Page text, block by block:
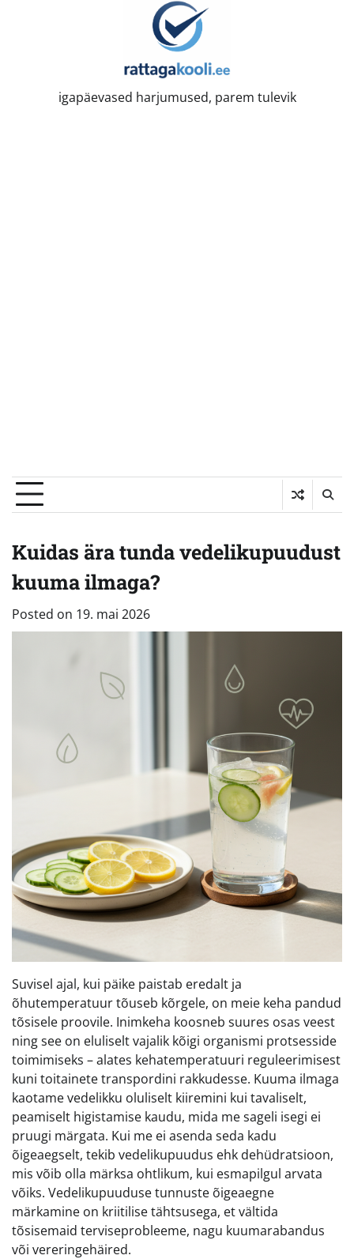
igapäevased harjumused, parem tulevik
Kuidas ära tunda vedelikupuudust
kuuma ilmaga?
Posted on 19. mai 2026
Suvisel ajal, kui päike paistab eredalt ja
õhutemperatuur tõuseb kõrgele, on meie keha pandud
tõsisele proovile. Inimkeha koosneb suures osas veest
ning see on eluliselt vajalik kõigi organismi protsesside
toimimiseks – alates kehatemperatuuri reguleerimisest
kuni toitainete transpordini rakkudesse. Kuuma ilmaga
kaotame vedelikku oluliselt kiiremini kui tavaliselt,
peamiselt higistamise kaudu, mida me sageli isegi ei
pruugi märgata. Kui me ei asenda seda kadu
õigeaegselt, tekib vedelikupuudus ehk dehüdratsioon,
mis võib olla märksa ohtlikum, kui esmapilgul arvata
võiks. Vedelikupuuduse tunnuste õigeaegne
märkamine on kriitilise tähtsusega, et vältida
tõsisemaid terviseprobleeme, nagu kuumarabandus
või vereringehäired.